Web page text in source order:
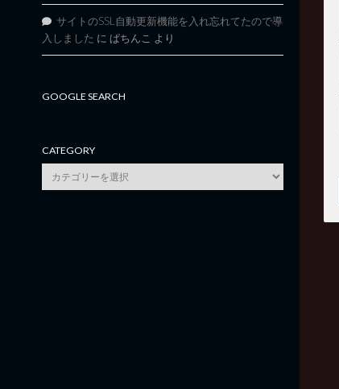
サイトのSSL自動更新機能を入れ忘れてたので導
入しました に ぱちんこ より
GOOGLE SEARCH
CATEGORY
category